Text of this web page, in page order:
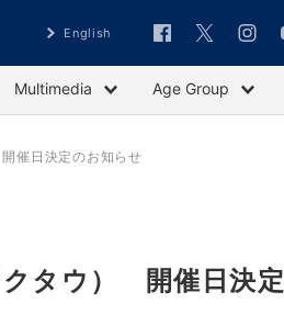
English
Multimedia Age Group
催日決定のお知らせ
クタウ） 開催日決定